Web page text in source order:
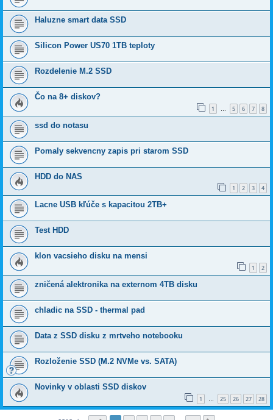
Haluzne smart data SSD
Silicon Power US70 1TB teploty
Rozdelenie M.2 SSD
Čo na 8+ diskov?
1 … 5 6 7 8
ssd do notasu
Pomaly sekvencny zapis pri starom SSD
HDD do NAS
1 2 3 4
Lacne USB kľúče s kapacitou 2TB+
Test HDD
klon vacsieho disku na mensi
1 2
zničená alektronika na externom 4TB disku
chladic na SSD - thermal pad
Data z SSD disku z mrtveho notebooku
Rozloženie SSD (M.2 NVMe vs. SATA)
Novinky v oblasti SSD diskov
1 … 25 26 27 28